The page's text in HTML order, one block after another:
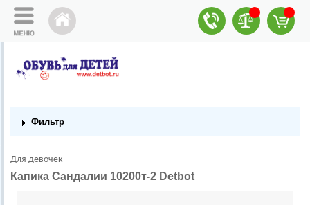
Фильтр
Для девочек
Капика Сандалии 10200т-2 Detbot